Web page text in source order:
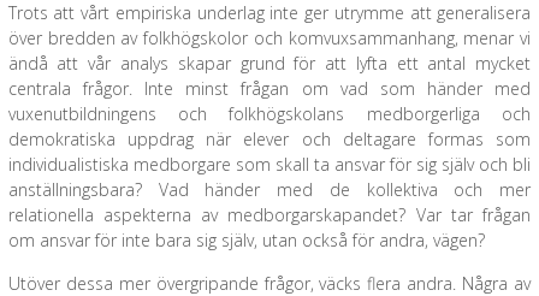
Trots att vårt empiriska underlag inte ger utrymme att generalisera
över bredden av folkhögskolor och komvuxsammanhang, menar vi
ändå att vår analys skapar grund för att lyfta ett antal mycket
centrala frågor. Inte minst frågan om vad som händer med
vuxenutbildningens och folkhögskolans medborgerliga och
demokratiska uppdrag när elever och deltagare formas som
individualistiska medborgare som skall ta ansvar för sig själv och bli
anställningsbara? Vad händer med de kollektiva och mer
relationella aspekterna av medborgarskapandet? Var tar frågan
om ansvar för inte bara sig själv, utan också för andra, vägen?
Utöver dessa mer övergripande frågor, väcks flera andra. Några av